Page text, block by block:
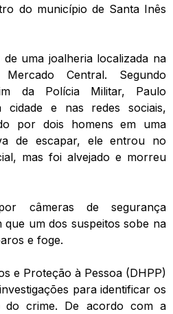
do município de Santa Inês
uma joalheria localizada na
Central. Segundo
da Polícia Militar, Paulo
cidade e nas redes sociais,
por dois homens em uma
de escapar, ele entrou no
mas foi alvejado e morreu
câmeras de segurança
um dos suspeitos sobe na
e foge.
e Proteção à Pessoa (DHPP)
para identificar os
do crime. De acordo com a